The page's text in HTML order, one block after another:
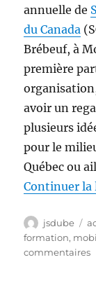
annuelle de
du Canada
Brébeuf, à
première
avoir un
plusieurs
pour le
Québec ou
Continuer la
Auteur
jsdube
le
formation,
commentaires